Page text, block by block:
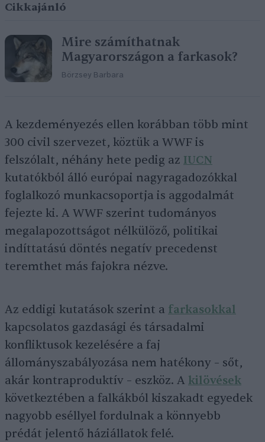
Cikkajánló
Mire számíthatnak
Magyarországon a farkasok?
Börzsey Barbara
A kezdeményezés ellen korábban több mint
300 civil szervezet, köztük a WWF is
felszólalt, néhány hete pedig az IUCN
kutatókból álló európai nagyragadozókkal
foglalkozó munkacsoportja is aggodalmát
fejezte ki. A WWF szerint tudományos
megalapozottságot nélkülöző, politikai
indíttatású döntés negatív precedenst
teremthet más fajokra nézve.
Az eddigi kutatások szerint a farkasokkal
kapcsolatos gazdasági és társadalmi
konfliktusok kezelésére a faj
állományszabályozása nem hatékony – sőt,
akár kontraproduktív – eszköz. A kilövések
következtében a falkákból kiszakadt egyedek
nagyobb eséllyel fordulnak a könnyebb
prédát jelentő háziállatok felé.